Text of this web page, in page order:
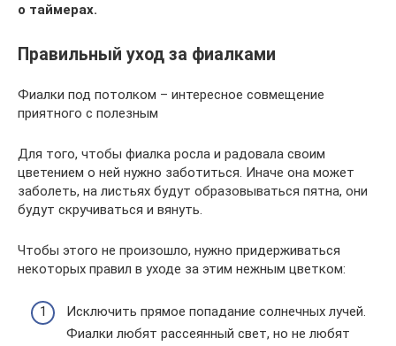
о таймерах.
Правильный уход за фиалками
Фиалки под потолком – интересное совмещение
приятного с полезным
Для того, чтобы фиалка росла и радовала своим
цветением о ней нужно заботиться. Иначе она может
заболеть, на листьях будут образовываться пятна, они
будут скручиваться и вянуть.
Чтобы этого не произошло, нужно придерживаться
некоторых правил в уходе за этим нежным цветком:
Исключить прямое попадание солнечных лучей.
Фиалки любят рассеянный свет, но не любят